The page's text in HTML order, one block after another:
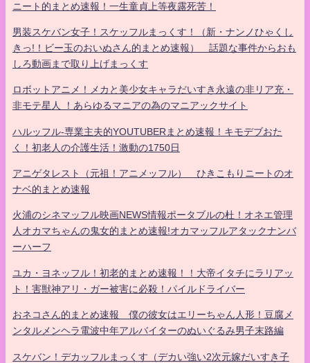
ニート的まとめ速報！一生童貞上等夜露死苦！
男装スケバン女子！スケッフルまっくす！（新・ナンノひゃくし
きっ!！ビー玉のおいぬさん的まとめ速報） 話題な事件からおも
しろ動画まで取り上げまっくす
ロボットアニメ！メカと美少女キャラだいすき永遠の非リア充・
非モテ星人 ！あらゆるマニアの為のマニアックサイト
ハルッフル-専業主夫的YOUTUBERまとめ速報！キモデブおた
く！初老人の介護生活！激動の1750日
アニゲタレスト（元祖！アニメッフル） ひきこもりニートのオ
ナベ的まとめ速報
火浦のシネマッフル映画NEWS情報ポータブルの杜！オネエ管理
人オカマちゃんの鬼女的まとめ速報!オカマッフルアタックナンバ
ーハーフ
ユカ・ヨネッフル！初老的まとめ速報！！大帝イタチにラリアッ
ト！害獣神アリ・ガー被害に必殺！パイルドライバー
おネコさん的まとめ速報 僕の彼女はエリーちゃん人形！豆腐メ
ンタルメンヘラ電波中年アルバイターのぬいぐるみ男子末路編
スケバン！デカッフルまっくす（デカい強い2次元嫁だいすき子